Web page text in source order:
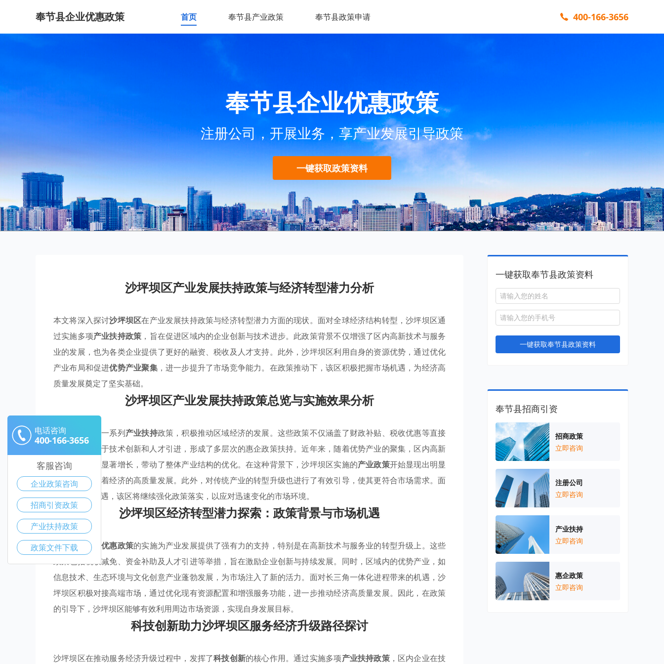
奉节县企业优惠政策 首页 奉节县产业政策 奉节县政策申请 400-166-3656
奉节县企业优惠政策
注册公司，开展业务，享产业发展引导政策
一键获取政策资料
沙坪坝区产业发展扶持政策与经济转型潜力分析
本文将深入探讨沙坪坝区在产业发展扶持政策与经济转型潜力方面的现状。面对全球经济结构转型，沙坪坝区通
过实施多项产业扶持政策 ，旨在促进区域内的企业创新与技术进步。此政策背景不仅增强了区内高新技术与服务
业的发展，也为各类企业提供了更好的融资、税收及人才支持。此外，沙坪坝区利用自身的资源优势，通过优化
产业布局和促进优势产业聚集，进一步提升了市场竞争能力。在政策推动下，该区积极把握市场机遇，为经济高
质量发展奠定了坚实基础。
沙坪坝区产业发展扶持政策总览与实施效果分析
沙坪坝区通过一系列产业扶持政策，积极推动区域经济的发展。这些政策不仅涵盖了财政补贴、税收优惠等直接
措施，还着眼于技术创新和人才引进，形成了多层次的惠企政策扶持。近年来，随着优势产业的聚集，区内高新
技术企业数量显著增长，带动了整体产业结构的优化。在这种背景下，沙坪坝区实施的产业政策开始显现出明显
的成效，推动着经济的高质量发展。此外，对传统产业的转型升级也进行了有效引导，使其更符合市场需求。面
对新形势和机遇，该区将继续强化政策落实，以应对迅速变化的市场环境。
沙坪坝区经济转型潜力探索：政策背景与市场机遇
在沙坪坝区，优惠政策的实施为产业发展提供了强有力的支持，特别是在高新技术与服务业的转型升级上。这些
政策包括税收减免、资金补助及人才引进等举措，旨在激励企业创新与持续发展。同时，区域内的优势产业，如
信息技术、生态环境与文化创意产业蓬勃发展，为市场注入了新的活力。面对长三角一体化进程带来的机遇，沙
坪坝区积极对接高端市场，通过优化现有资源配置和增强服务功能，进一步推动经济高质量发展。因此，在政策
的引导下，沙坪坝区能够有效利用周边市场资源，实现自身发展目标。
科技创新助力沙坪坝区服务经济升级路径探讨
沙坪坝区在推动服务经济升级过程中，发挥了科技创新的核心作用。通过实施多项产业扶持政策，区内企业在技
一键获取奉节县政策资料
一键获取奉节县政策资料
奉节县招商引资
招商政策
立即咨询
注册公司
立即咨询
产业扶持
立即咨询
惠企政策
立即咨询
电话咨询
400-166-3656
客服咨询
企业政策咨询
招商引资政策
产业扶持政策
政策文件下载